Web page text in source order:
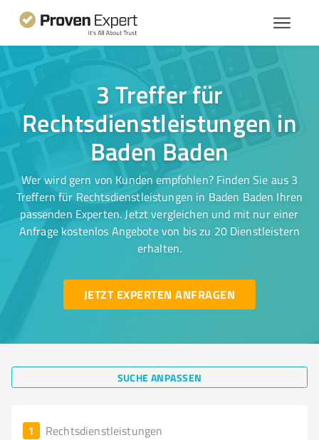
3 Treffer für
Rechtsdienstleistungen in
Baden Baden
Wer wird gern von Kunden empfohlen? Finden Sie aus 3
Treffern für Rechtsdienstleistungen in Baden Baden Ihren
passenden Experten. Jetzt vergleichen und mit nur einer
Anfrage kostenlos Angebote von bis zu 20 Dienstleistern
erhalten.
JETZT EXPERTEN ANFRAGEN
SUCHE ANPASSEN
1 Rechtsdienstleistungen